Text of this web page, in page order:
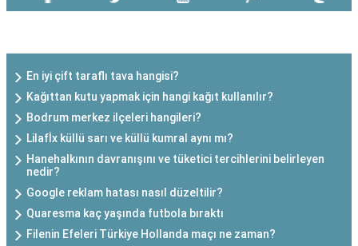
En iyi çift taraflı tava hangisi?
Kağıttan kutu yapmak için hangi kağıt kullanılır?
Bodrum merkez ilçeleri hangileri?
Lilafİx küllü sarı ve küllü kumral aynı mı?
Hanehalkının davranışını ve tüketici tercihlerini belirleyen
nedir?
Google reklam hatası nasıl düzeltilir?
Quaresma kaç yaşında futbola bıraktı
Filenin Efeleri Türkiye Hollanda maçı ne zaman?